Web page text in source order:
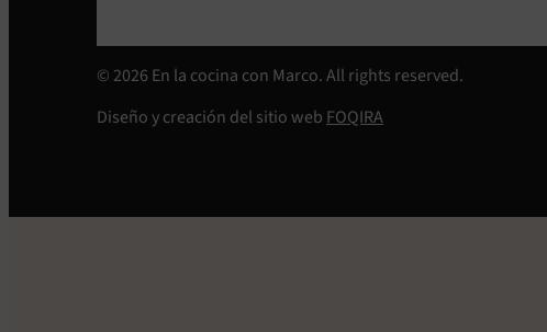
© 2026 En la cocina con Marco. All rights reserved.
Diseño y creación del sitio web FOQIRA